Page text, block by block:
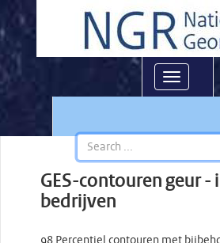
Toggle
GES-contouren geur -
bedrijven
98 Percentiel contouren met